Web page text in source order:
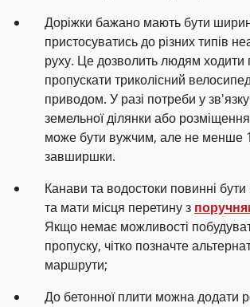
Доріжки бажано мають бути
пристосуватись до різних типів
руху. Це дозволить людям ходити
пропускати триколісний
приводом. У разі потреби у
земельної ділянки або
може бути вужчим, але не менше
завширшки.
Канави та водостоки повинні бути
та мати місця перетину з
Якщо немає можливості
пропуску, чітко позначте
маршрути;
До бетонної плити можна додати